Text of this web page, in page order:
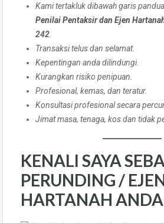
Kami tertakluk dibawah garis
Penilai Pentaksir dan Ejen
242
Transaksi telus dan selamat.
Kepentingan anda dilindungi.
Kurangkan risiko penipuan.
Profesional, kemas, dan teratur.
Konsultasi profesional secara
Jimat masa, tenaga, kos dan tidak
KENALI SAYA
PERUNDING /
HARTANAH ANDA